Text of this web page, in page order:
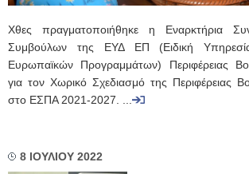
Χθες πραγματοποιήθηκε η Εναρκτήρια
Συμβούλων της ΕΥΔ ΕΠ (Ειδική Υπηρεσία
Ευρωπαϊκών Προγραμμάτων) Περιφέρειας
για τον Χωρικό Σχεδιασμό της Περιφέρειας
στο ΕΣΠΑ 2021-2027. ...
8 ΙΟΥΛΙΟΥ 2022